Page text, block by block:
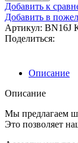
Добавить к
Добавить в
Артикул: BN16J
Поделиться:
Описание
Описание
Мы предлагаем
Это позволяет